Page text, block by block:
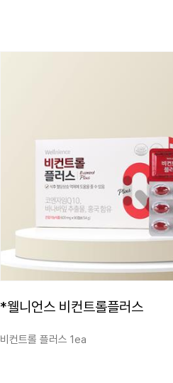
*웰니언스 비컨트롤플러스
비컨트롤 플러스 1ea